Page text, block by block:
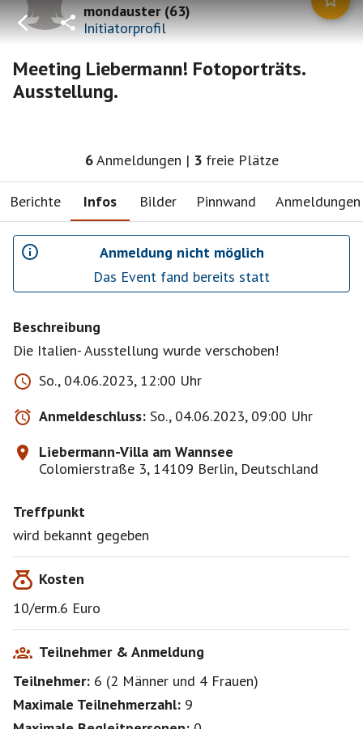
mondauster(63)
Initiatorprofil
Meeting Liebermann! Fotoporträts.
Ausstellung.
6Anmeldungen | 3 freie Plätze
Berichte Infos Bilder Pinnwand Anmeldungen
Anmeldung nicht möglich
Das Event fand bereits statt
Beschreibung
Die Italien- Ausstellung wurde verschoben!
So., 04.06.2023, 12:00 Uhr
Anmeldeschluss: So., 04.06.2023, 09:00 Uhr
Liebermann-Villa am Wannsee
Colomierstraße 3, 14109 Berlin, Deutschland
Treffpunkt
wird bekannt gegeben
Kosten
10/erm.6 Euro
Teilnehmer & Anmeldung
Teilnehmer: 6 (2 Männer und 4 Frauen)
Maximale Teilnehmerzahl: 9